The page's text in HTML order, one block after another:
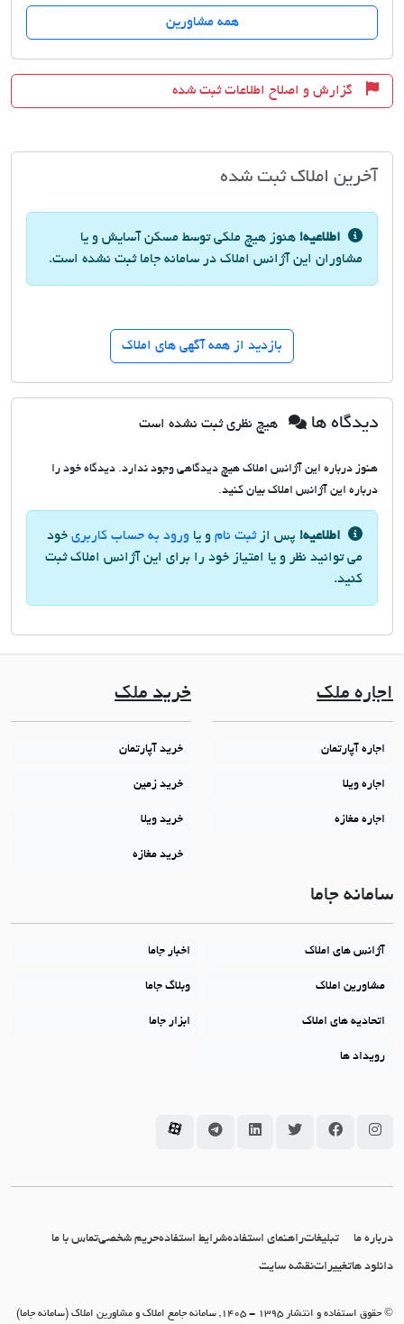
همه مشاورین
گزارش و اصلاح اطلاعات ثبت شده
آخرین املاک ثبت شده
اطلاعیه! هنوز هیچ ملکی توسط مسکن آسایش و یا
مشاوران این آژانس املاک در سامانه جاما ثبت نشده است.
بازدید از همه آگهی های املاک
دیدگاه ها هیچ نظری ثبت نشده است
هنوز درباره این آژانس املاک هیچ دیدگاهی وجود ندارد. دیدگاه خود را
درباره این آژانس املاک بیان کنید.
اطلاعیه! پس ازثبت نام و یا ورود به حساب کاربری خود
می توانید نظر و یا امتیاز خود را برای این آژانس املاک ثبت
کنید.
اجاره ملک
اجاره آپارتمان
اجاره ویلا
اجاره مغازه
خرید ملک
خرید آپارتمان
خرید زمین
خرید ویلا
خرید مغازه
سامانه جاما
آژانس های املاک اخبار جاما
مشاورین املاک وبلاگ جاما
اتحادیه های املاک ابزار جاما
رویداد ها
سامانه جاما در اینستاگرام
سامانه جاما در فیسبوک
سامانه جاما در توئیتر
سامانه جاما در لینکداین
سامانه جاما در تلگرام
سامانه جاما در آپارات
درباره ما تبلیغاتراهنمای استفادهشرایط استفادهحریم شخصیتماس با ما
دانلود هاتغییراتنقشه سایت
© حقوق استفاده و انتشار 1395 - 1405, سامانه جامع املاک و مشاورین املاک (سامانه جاما)